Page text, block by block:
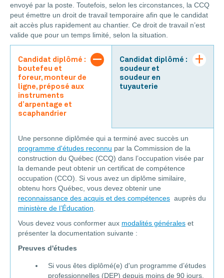
envoyé par la poste. Toutefois, selon les circonstances, la CCQ
peut émettre un droit de travail temporaire afin que le candidat
ait accès plus rapidement au chantier. Ce droit de travail n’est
valide que pour un temps limité, selon la situation.
Candidat diplômé :
boutefeu et
foreur, monteur de
ligne, préposé aux
instruments
d’arpentage et
scaphandrier
Candidat diplômé :
soudeur et
soudeur en
tuyauterie
Une personne diplômée qui a terminé avec succès un
programme d'études reconnu par la Commission de la
construction du Québec (CCQ) dans l’occupation visée par
la demande peut obtenir un certificat de compétence
occupation (CCO). Si vous avez un diplôme similaire,
obtenu hors Québec, vous devez obtenir une
reconnaissance des acquis et des compétences auprès du
ministère de l’Éducation
Vous devez vous conformer aux modalités générales et
présenter la documentation suivante :
Preuves d'études
Si vous êtes diplômé(e) d'un programme d’études
professionnelles (DEP) depuis moins de 90 jours,